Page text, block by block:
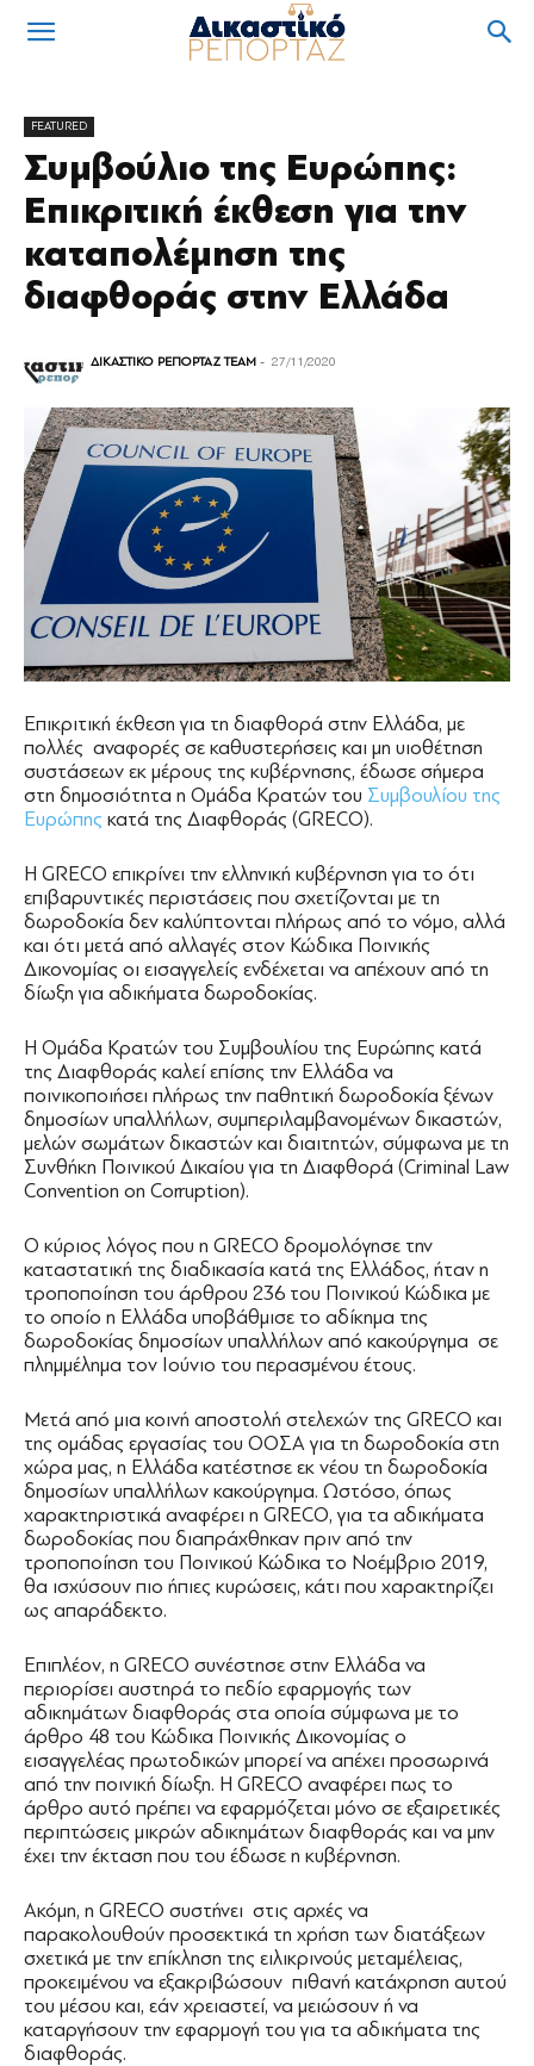
FEATURED
Συμβούλιο της Ευρώπης:
Επικριτική έκθεση για την
καταπολέμηση της
διαφθοράς στην Ελλάδα
ΔΙΚΑΣΤΙΚΟ ΡΕΠΟΡΤΑΖ TEAM - 27/11/2020
Επικριτική έκθεση για τη διαφθορά στην Ελλάδα, με
πολλές αναφορές σε καθυστερήσεις και μη υιοθέτηση
συστάσεων εκ μέρους της κυβέρνησης, έδωσε σήμερα
στη δημοσιότητα η Ομάδα Κρατών του Συμβουλίου της
Ευρώπης κατά της Διαφθοράς (GRECO).
Η GRECO επικρίνει την ελληνική κυβέρνηση για το ότι
επιβαρυντικές περιστάσεις που σχετίζονται με τη
δωροδοκία δεν καλύπτονται πλήρως από το νόμο, αλλά
και ότι μετά από αλλαγές στον Κώδικα Ποινικής
Δικονομίας οι εισαγγελείς ενδέχεται να απέχουν από τη
δίωξη για αδικήματα δωροδοκίας.
Η Ομάδα Κρατών του Συμβουλίου της Ευρώπης κατά
της Διαφθοράς καλεί επίσης την Ελλάδα να
ποινικοποιήσει πλήρως την παθητική δωροδοκία ξένων
δημοσίων υπαλλήλων, συμπεριλαμβανομένων δικαστών,
μελών σωμάτων δικαστών και διαιτητών, σύμφωνα με τη
Συνθήκη Ποινικού Δικαίου για τη Διαφθορά (Criminal Law
Convention on Corruption).
Ο κύριος λόγος που η GRECO δρομολόγησε την
καταστατική της διαδικασία κατά της Ελλάδος, ήταν η
τροποποίηση του άρθρου 236 του Ποινικού Κώδικα με
το οποίο η Ελλάδα υποβάθμισε το αδίκημα της
δωροδοκίας δημοσίων υπαλλήλων από κακούργημα σε
πλημμέλημα τον Ιούνιο του περασμένου έτους.
Μετά από μια κοινή αποστολή στελεχών της GRECO και
της ομάδας εργασίας του ΟΟΣΑ για τη δωροδοκία στη
χώρα μας, η Ελλάδα κατέστησε εκ νέου τη δωροδοκία
δημοσίων υπαλλήλων κακούργημα. Ωστόσο, όπως
χαρακτηριστικά αναφέρει η GRECO, για τα αδικήματα
δωροδοκίας που διαπράχθηκαν πριν από την
τροποποίηση του Ποινικού Κώδικα το Νοέμβριο 2019,
θα ισχύσουν πιο ήπιες κυρώσεις, κάτι που χαρακτηρίζει
ως απαράδεκτο.
Επιπλέον, η GRECO συνέστησε στην Ελλάδα να
περιορίσει αυστηρά το πεδίο εφαρμογής των
αδικημάτων διαφθοράς στα οποία σύμφωνα με το
άρθρο 48 του Κώδικα Ποινικής Δικονομίας ο
εισαγγελέας πρωτοδικών μπορεί να απέχει προσωρινά
από την ποινική δίωξη. Η GRECO αναφέρει πως το
άρθρο αυτό πρέπει να εφαρμόζεται μόνο σε εξαιρετικές
περιπτώσεις μικρών αδικημάτων διαφθοράς και να μην
έχει την έκταση που του έδωσε η κυβέρνηση.
Ακόμη, η GRECO συστήνει στις αρχές να
παρακολουθούν προσεκτικά τη χρήση των διατάξεων
σχετικά με την επίκληση της ειλικρινούς μεταμέλειας,
προκειμένου να εξακριβώσουν πιθανή κατάχρηση αυτού
του μέσου και, εάν χρειαστεί, να μειώσουν ή να
καταργήσουν την εφαρμογή του για τα αδικήματα της
διαφθοράς.